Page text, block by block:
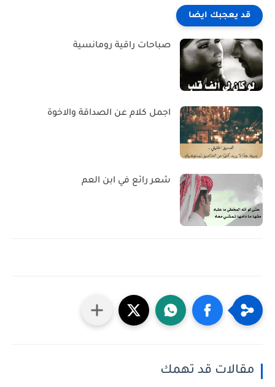
قد يعجبك ايضا
صباحات راقية رومانسية
اجمل كلام عن الصداقة والاخوة
شعر رائع في ابن العم
مقالات قد تهمك